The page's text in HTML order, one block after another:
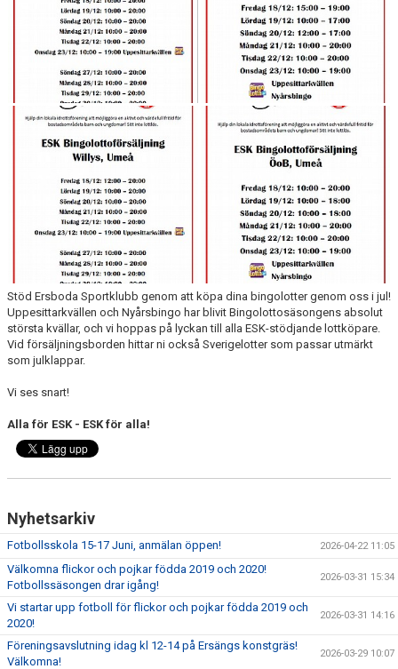
HYRA/BOKA FOTBOLLSPLAN FÖR ICKE MEDLEMMAR
Stöd Ersboda Sportklubb genom att köpa dina bingolotter genom oss i jul!
Uppesittarkvällen och Nyårsbingo har blivit Bingolottosäsongens absolut
största kvällar, och vi hoppas på lyckan till alla ESK-stödjande lottköpare.
Vid försäljningsborden hittar ni också Sverigelotter som passar utmärkt
som julklappar.
Vi ses snart!
Alla för ESK - ESK för alla!
Nyhetsarkiv
Fotbollsskola 15-17 Juni, anmälan öppen! 2026-04-22 11:05
Välkomna flickor och pojkar födda 2019 och 2020!
Fotbollssäsongen drar igång!
2026-03-31 15:34
Vi startar upp fotboll för flickor och pojkar födda 2019 och
2020!
2026-03-31 14:16
Föreningsavslutning idag kl 12-14 på Ersängs konstgräs!
Välkomna!
2026-03-29 10:07